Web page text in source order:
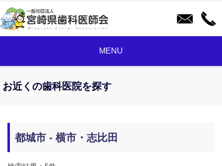
MENU
お近くの歯科医院を探す
都城市 - 横市・志比田